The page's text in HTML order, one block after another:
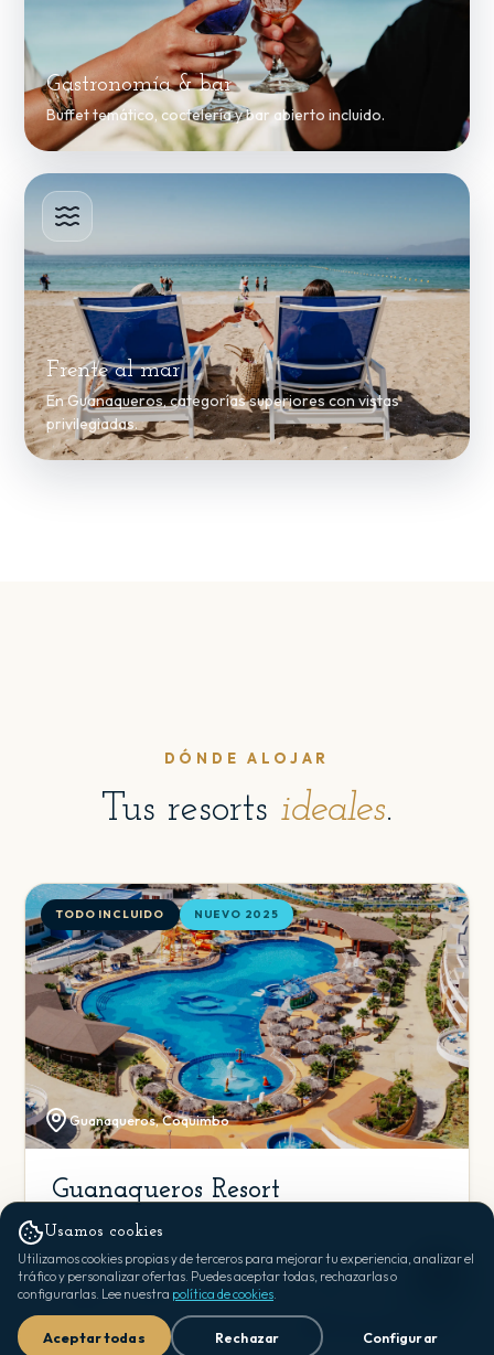
Gastronomía & bar
Buffet temático, coctelería y bar abierto incluido.
Frente al mar
En Guanaqueros, categorías superiores con vistas
privilegiadas.
DÓNDE ALOJAR
Tus resorts ideales.
TODO INCLUIDO NUEVO 2025
Guanaqueros, Coquimbo
Guanaqueros Resort
4.3 · 419 reseñas
Único resort all-inclusive frente al mar en Chile ·
Categorías superiores con vistas privilegiadas · Parque
acuático: río lento + piscina con olas
¿Dudas? ¡Escríbeme! 👋
Usamos cookies
Utilizamos cookies propias y de terceros para mejorar tu experiencia, analizar el
tráfico y personalizar ofertas. Puedes aceptar todas, rechazarlas o
configurarlas. Lee nuestra política de cookies.
Aceptar todas Rechazar Configurar